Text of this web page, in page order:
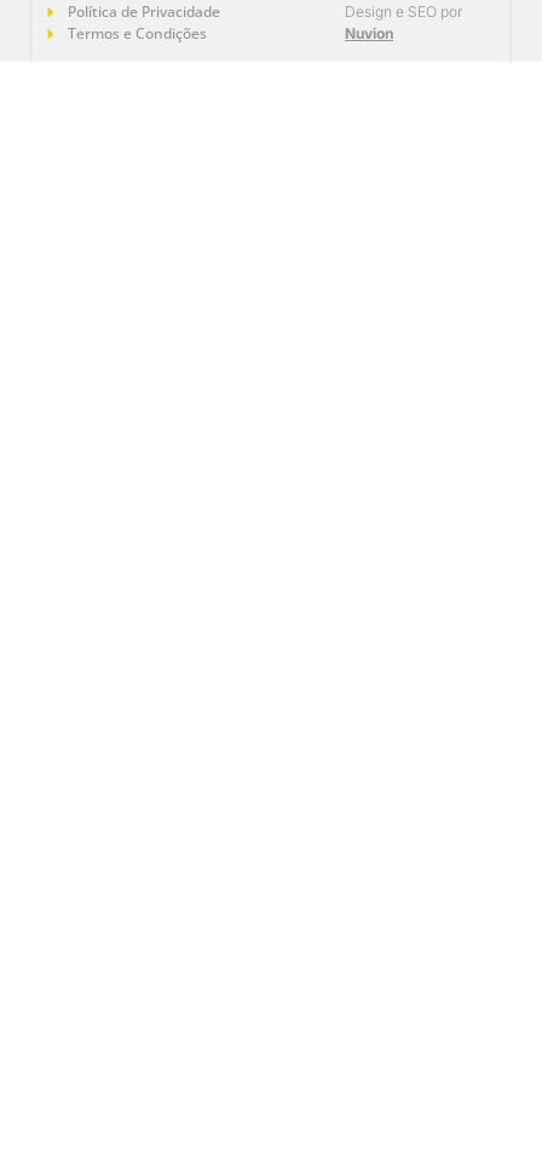
Política de Privacidade
Termos e Condições
Design e SEO por
Nuvion